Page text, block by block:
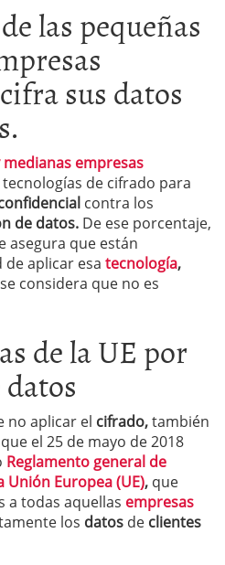
las pequeñas
sus datos
empresas
de cifrado para
contra los
de datos. De ese porcentaje,
asegura que están
aplicar esa tecnología,
considera que no es
de la UE por
no aplicar el cifrado,también
el 25 de mayo de 2018
Reglamento general de
Europea (UE), que
a todas aquellas empresas
los datos de clientes